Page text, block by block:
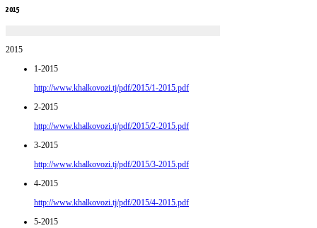
2015
2015
1-2015
http://www.khalkovozi.tj/pdf/2015/1-2015.pdf
2-2015
http://www.khalkovozi.tj/pdf/2015/2-2015.pdf
3-2015
http://www.khalkovozi.tj/pdf/2015/3-2015.pdf
4-2015
http://www.khalkovozi.tj/pdf/2015/4-2015.pdf
5-2015